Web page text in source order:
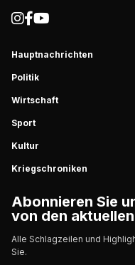
Hauptnachrichten
Politik
Wirtschaft
Sport
Kultur
Kriegschroniken
Abonnieren Sie
von den
Alle Schlagzeilen und
Sie.